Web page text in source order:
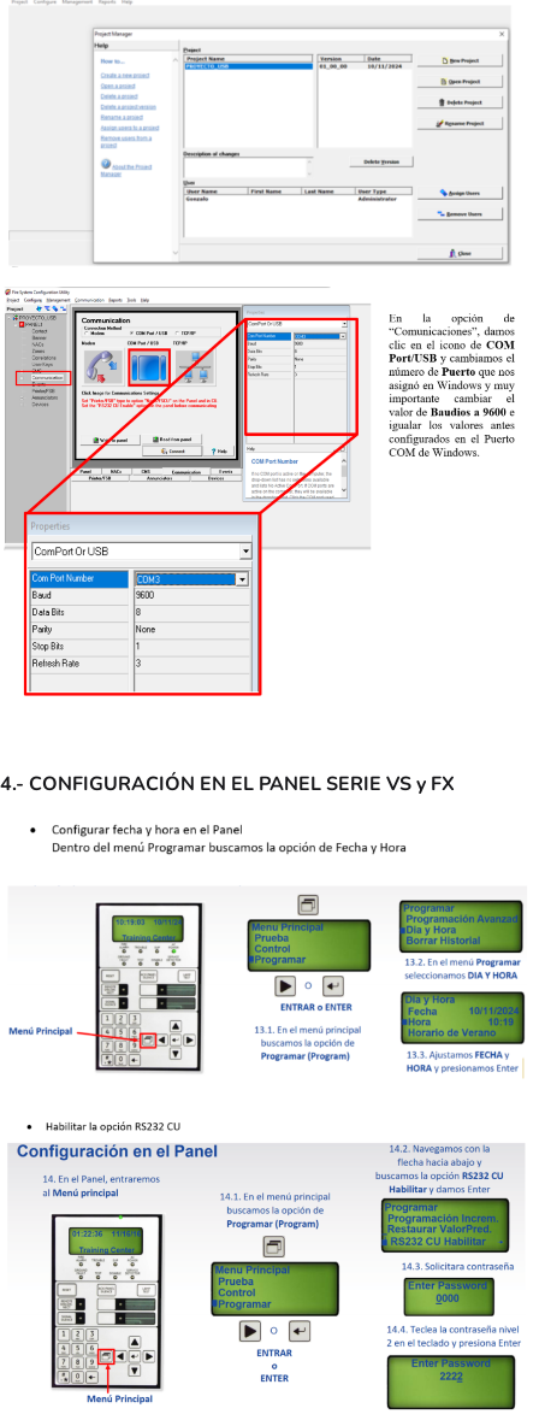
4.- CONFIGURACIÓN EN EL PANEL SERIE VS y FX